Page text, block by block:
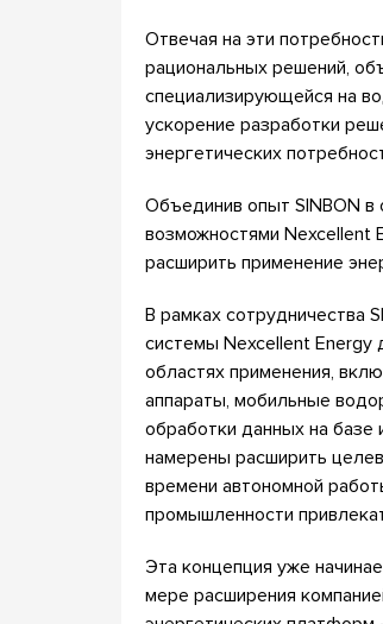
Отвечая на эти
рациональных решений,
специализирующейся на
ускорение разработки
энергетических
Объединив опыт SINBON в
возможностями Nexcellent
расширить применение
В рамках сотрудничества
системы Nexcellent Energy
областях применения,
аппараты, мобильные
обработки данных на базе
намерены расширить
времени автономной
промышленности
Эта концепция уже
мере расширения